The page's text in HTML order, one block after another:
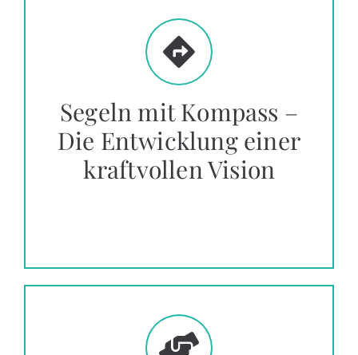
Segeln mit Kompass –
Die Entwicklung einer
kraftvollen Vision